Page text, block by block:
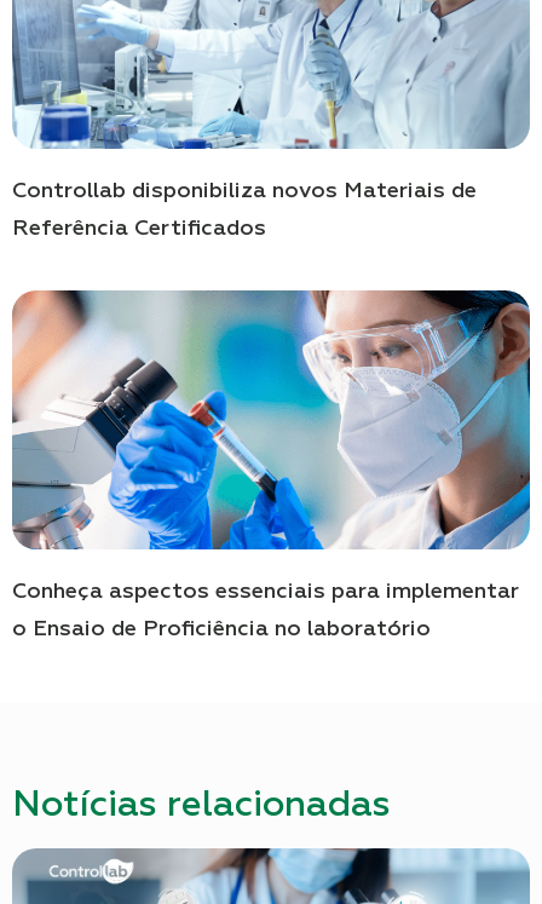
Controllab disponibiliza novos Materiais de
Referência Certificados
Conheça aspectos essenciais para implementar
o Ensaio de Proficiência no laboratório
Notícias relacionadas